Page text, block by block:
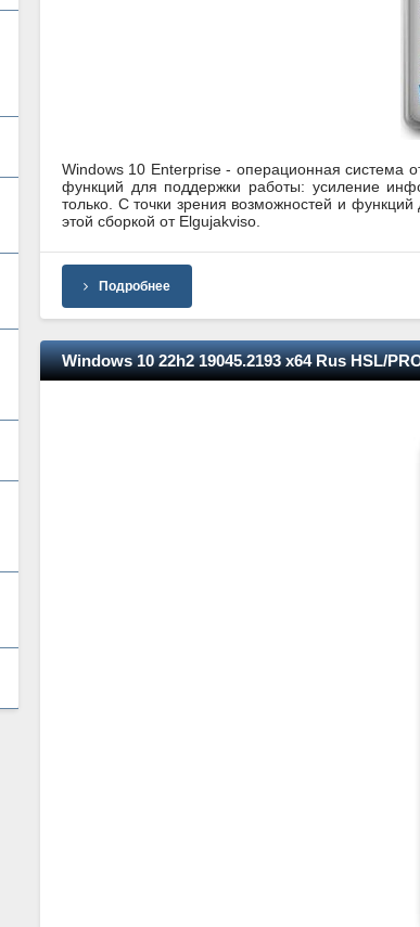
Windows 10 Enterprise - операционная система
функций для поддержки работы: усиление
только. С точки зрения возможностей и
этой сборкой от Elgujakviso.
Подробнее
Windows 10 22h2 19045.2193 x64 Rus HSL/